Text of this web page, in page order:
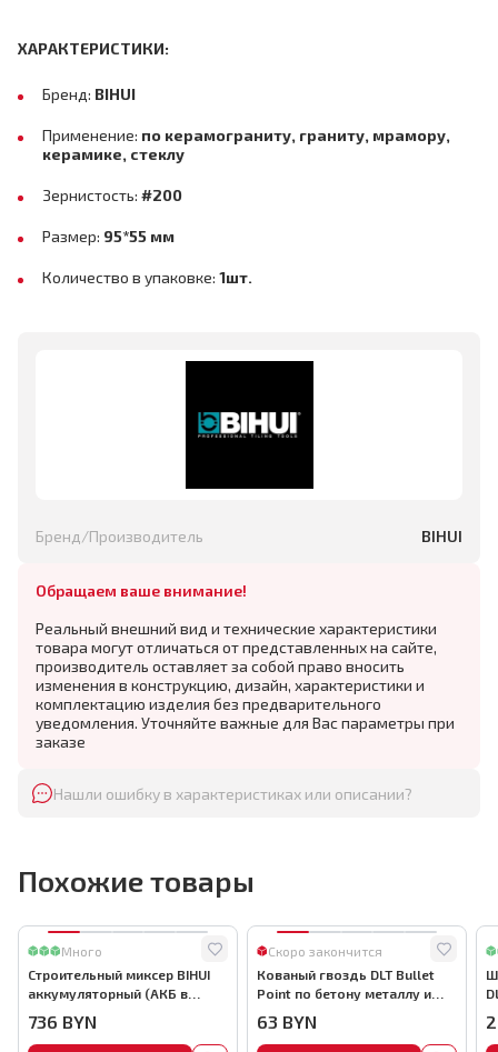
ХАРАКТЕРИСТИКИ:
Бренд: BIHUI
Применение: по керамограниту, граниту, мрамору,
керамике, стеклу
Зернистость: #200
Размер: 95*55 мм
Количество в упаковке: 1шт.
Бренд/Производитель BIHUI
Обращаем ваше внимание!
Реальный внешний вид и технические характеристики
товара могут отличаться от представленных на сайте,
производитель оставляет за собой право вносить
изменения в конструкцию, дизайн, характеристики и
комплектацию изделия без предварительного
уведомления. Уточняйте важные для Вас параметры при
заказе
Нашли ошибку в характеристиках или описании?
Похожие товары
Много
Строительный миксер BIHUI
аккумуляторный (АКБ в
736 BYN
Скоро закончится
Кованый гвоздь DLT Bullet
Point по бетону металлу и
арт.0116
63 BYN